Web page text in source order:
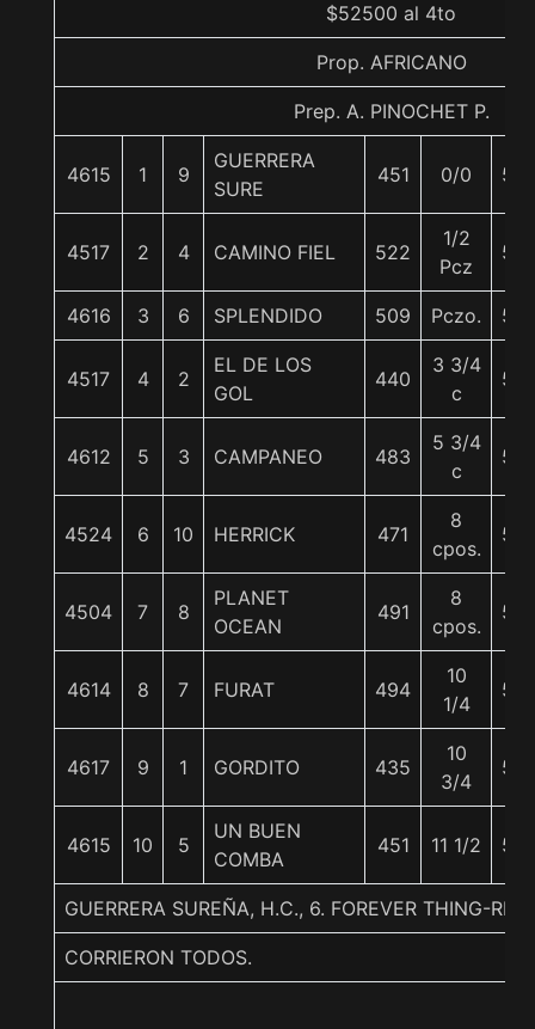
$52500 al 4to
Prop. AFRICANO
Prep. A. PINOCHET P.
4615 1 9
GUERRERA
SURE
451 0/0 55
4517 2 4 CAMINO FIEL 522
1/2
Pcz
56
4616 3 6 SPLENDIDO 509 Pczo. 55
4517 4 2
EL DE LOS
GOL
440
3 3/4
c
56
4612 5 3 CAMPANEO 483
5 3/4
c
56
4524 6 10 HERRICK 471
8
cpos.
55
4504 7 8
PLANET
OCEAN
491
8
cpos.
55
4614 8 7 FURAT 494
10
1/4
55
4617 9 1 GORDITO 435
10
3/4
56
4615 10 5
UN BUEN
COMBA
451 11 1/2 55
GUERRERA SUREÑA, H.C., 6. FOREVER THING-
CORRIERON TODOS.